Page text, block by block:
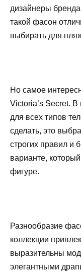
дизайнеры бренда
такой фасон
выбирать для
Но самое
Victoria’s Secret.
для всех типов
сделать, это
строгих правил и
варианте,
фигуре.
Разнообразие
коллекции
выразительны
элегантными